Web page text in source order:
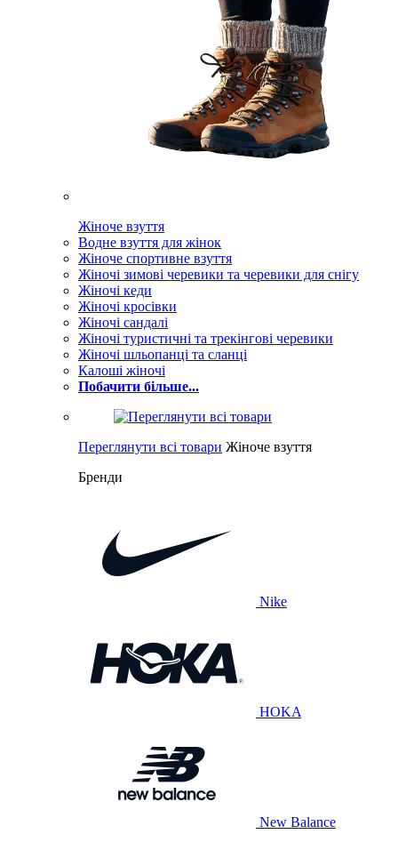
Жіноче взуття
Водне взуття для жінок
Жіноче спортивне взуття
Жіночі зимові черевики та черевики для снігу
Жіночі кеди
Жіночі кросівки
Жіночі сандалі
Жіночі туристичні та трекінгові черевики
Жіночі шльопанці та сланці
Калоші жіночі
Побачити більше...
Переглянути всі товари Жіноче взуття
Бренди
Nike
HOKA
New Balance